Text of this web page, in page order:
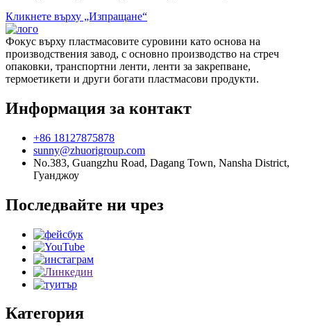
Кликнете върху „Изпращане“
Фокус върху пластмасовите суровини като основа на
производствения завод, с основно производство на стреч
опаковки, транспортни ленти, ленти за закрепване,
термоетикети и други богати пластмасови продукти.
Информация за контакт
+86 18127875878
sunny@zhuorigroup.com
No.383, Guangzhu Road, Dagang Town, Nansha District,
Гуанджоу
Последвайте ни чрез
Категория